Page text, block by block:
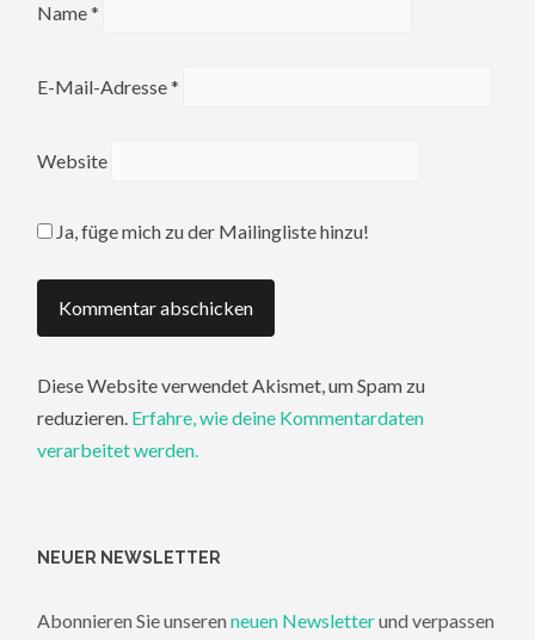
Name*
E-Mail-Adresse*
Website
Ja, füge mich zu der Mailingliste hinzu!
Diese Website verwendet Akismet, um Spam zu
reduzieren. Erfahre, wie deine Kommentardaten
verarbeitet werden.
NEUER NEWSLETTER
Abonnieren Sie unserenneuen Newsletterund verpassen